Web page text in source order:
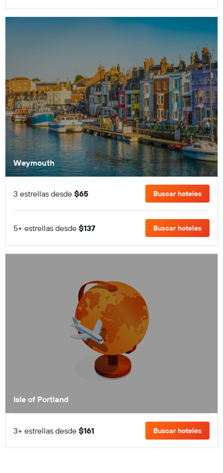
Weymouth
3 estrellas desde $65 Buscar hoteles
5+ estrellas desde $137 Buscar hoteles
Isle of Portland
3+ estrellas desde $161 Buscar hoteles